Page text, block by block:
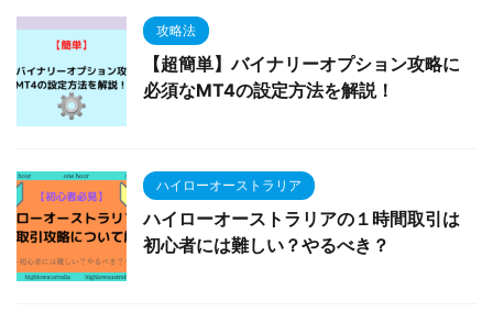
攻略法
【超簡単】バイナリーオプション攻略に
必須なMT4の設定方法を解説！
ハイローオーストラリア
ハイローオーストラリアの１時間取引は
初心者には難しい？やるべき？